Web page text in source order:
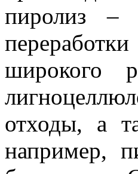
пиролиз –
широкого
отходы, а
например,